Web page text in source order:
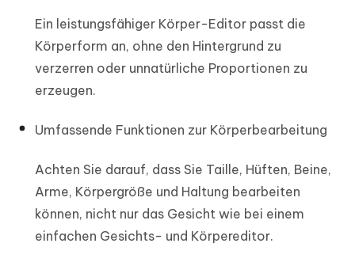
Ein leistungsfähiger Körper-Editor passt die
Körperform an, ohne den Hintergrund zu
verzerren oder unnatürliche Proportionen zu
erzeugen.
Umfassende Funktionen zur Körperbearbeitung
Achten Sie darauf, dass Sie Taille, Hüften, Beine,
Arme, Körpergröße und Haltung bearbeiten
können, nicht nur das Gesicht wie bei einem
einfachen Gesichts- und Körpereditor.